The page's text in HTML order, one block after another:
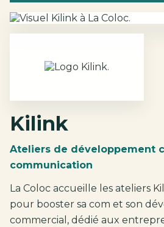
Kilink
Ateliers de développement
communication
La Coloc accueille les ateliers
pour booster sa com et son
commercial, dédié aux